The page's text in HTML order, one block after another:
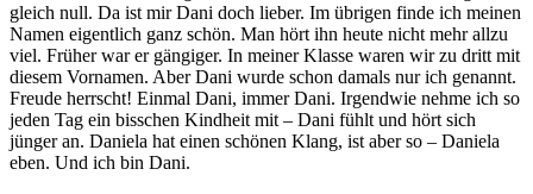
gleich null. Da ist mir Dani doch lieber. Im übrigen finde ich meinen
Namen eigentlich ganz schön. Man hört ihn heute nicht mehr allzu
viel. Früher war er gängiger. In meiner Klasse waren wir zu dritt mit
diesem Vornamen. Aber Dani wurde schon damals nur ich genannt.
Freude herrscht! Einmal Dani, immer Dani. Irgendwie nehme ich so
jeden Tag ein bisschen Kindheit mit – Dani fühlt und hört sich
jünger an. Daniela hat einen schönen Klang, ist aber so – Daniela
eben. Und ich bin Dani.